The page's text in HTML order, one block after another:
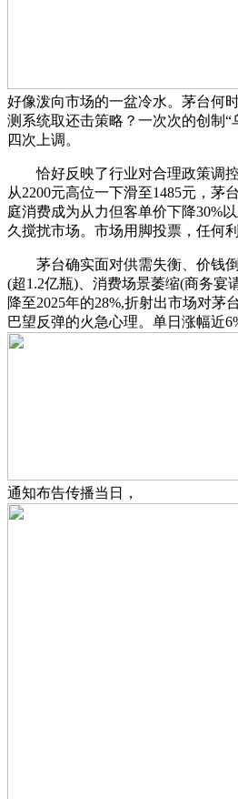
好像泼向市场的一盆冷水。茅台何
测系统取还击策略？一次次的创制“
四次上调。
恰好反映了行业对合理政策调控
从2200元高位一下滑至1485元，茅
庭消费成为从力但客单价下降30%
久搅扰市场。市场用脚投票，任何
茅台确实面对供需失衡、价钱倒
(超1.2亿瓶)、消费场景萎缩(商务宴
降至2025年的28%,折射出市场对茅
巴望反弹的火急心理。单日涨幅近
通知布告传播当日，